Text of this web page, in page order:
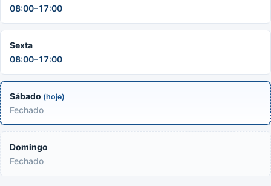
08:00–17:00
Sexta
08:00–17:00
Sábado (hoje)
Fechado
Domingo
Fechado